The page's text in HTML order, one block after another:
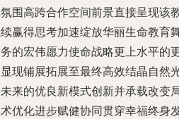
围高跨合作空间前景直接呈现该
赢得思考加速绽放华丽生命教育
的宏伟愿力使命战略更上水平的
现铺展拓展至最终高效结晶自然
来的优良新模式创新并承载改变
优化进步赋健协同贯穿幸福终身